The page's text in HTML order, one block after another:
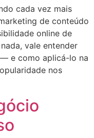
cada vez mais
de conteúdo
online de
vale entender
e como aplicá-lo na
nos